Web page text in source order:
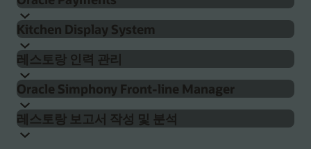
관련 기능들은 세계 유수의 브랜드들이 신뢰를 보내는
세계적 수준의 참여 및 로열티 플랫폼인 CrowdTwist에
기반하며 Simphony와 완전히 통합되어 있어 바로
사용할 수 있습니다. 구체적인 이점은 다음과 같습니다.
실시간 채널 활성화 알림 및 튜닝
게임화 및 개인화
여러 키오스크의 가격, 메뉴 옵션, 업셀링 품목을 쉽게
업데이트할 수 있고 직원들의 부담은 줄어듭니다. 특징 :
채널별 구성 및 데이터 입력
단일 소스에서 이미지, 가격, 알러지 유발 요소,
영양소 통합 관리
서비스 속도 및 장바구니 크기를 최적화할 수 있는
Simphony Point of Sale의 사용자 친화적 디자인은
직원들의 원활한 고객 상호 작용을 지원합니다. 직원들은
간단하고 현대적인 UX, 더 빠른 온보딩을 지원하는 직업
구성 가능한 템플릿 등을 활용해 고객들을 더 잘 지원할
수 있습니다. 포함된 주요 기능:
대화형 주문으로 교차 판매 및 상향 판매 촉진
회전율을 높이고 수익 목표를 달성하는 데 도움을
직불 카드, 신용 카드, Apple Pay, Samsung Pay, Google
Pay 등 소비자가 원하는 모든 지불 방식을 수락할 수
있습니다. Oracle Payment Cloud Service는 Simphony
통합을 기본 제공하는 엔드투엔드 결제 솔루션으로서
모든 거래, 왕복 결제 데이터 및 관련 비용을 단일 보고 및
분석 대시보드로 통합합니다.
Kitchen Display System
Kitchen Display System으로 주방 운영을 최적화할 수
있습니다. Simphony는 Oracle Hospitality Kitchen
Display Systems(KDS)와 원활하게 통합되어 효율성 향상,
오류 감소, 식품 품질 개선, 서비스 가속화를 지원합니다.
주방 직원은 터치 스크린, 범프 보드, 원격 뷰를 통해
레스토랑 인력 관리
Simphony는 고급 예측 및 직원 데이터를 활용해 초과
근무 비용을 최소화하고 스케줄링 충돌을 제거해 교대
근무 관리를 간소화합니다. 직원 온보딩, 교육, 휴무
Oracle Simphony Front-line Manager
Simphony Frontline Manager는 관리자의 업무를
레스토랑 보고서 작성 및 분석